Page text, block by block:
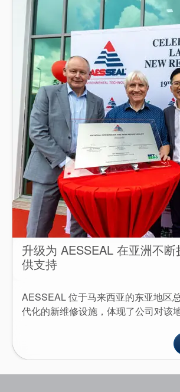
升级为 AESSEAL 在亚洲不
供支持
AESSEAL 位于马来西亚的东亚地区
代化的新维修设施，体现了公司对该